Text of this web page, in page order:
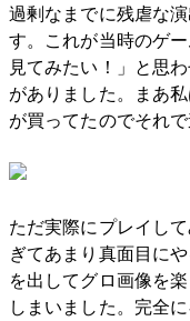
過剰なまでに残虐な
す。これが当時のゲ
見てみたい！」と思
がありました。まあ
が買ってたのでそれ
ただ実際にプレイし
ぎてあまり真面目に
を出してグロ画像を
しまいました。完全